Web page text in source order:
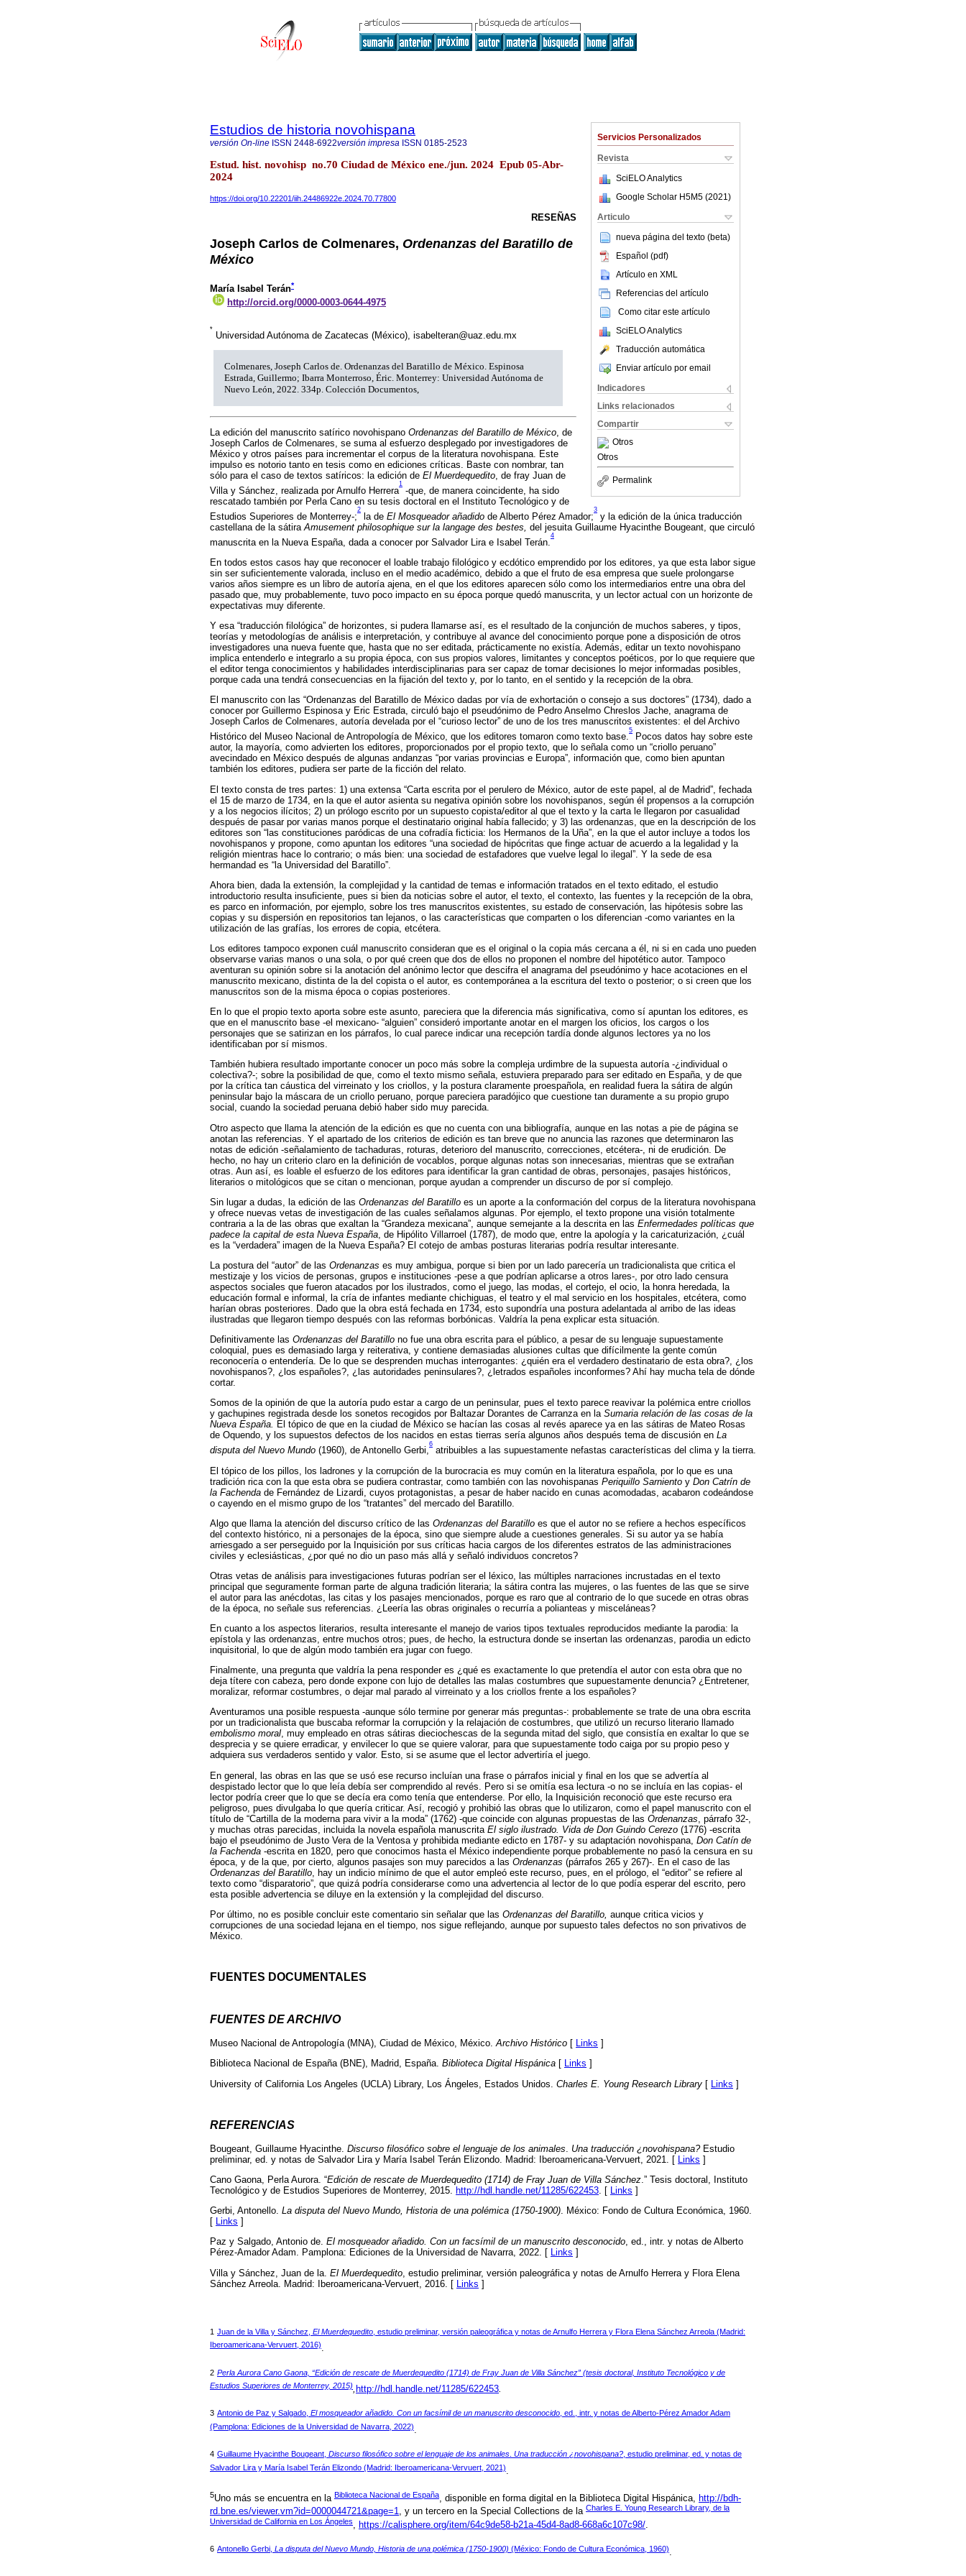
Servicios Personalizados
Revista
SciELO Analytics
Google Scholar H5M5 (2021 )
Articulo
nueva página del texto (beta)
Español (pdf)
Artículo en XML
Referencias del artículo
Como citar este artículo
SciELO Analytics
Traducción automática
Enviar artículo por email
Indicadores
Links relacionados
Compartir
Otros
Otros
Permalink
Estudios de historia novohispana
versión On-line ISSN 2448-6922versión impresa ISSN 0185-2523
Estud. hist. novohisp no.70 Ciudad de México ene./jun. 2024 Epub 05-Abr-
2024
https://doi.org/10.22201/iih.24486922e.2024.70.77800
RESEÑAS
Joseph Carlos de Colmenares, Ordenanzas del Baratillo de
México
María Isabel Terán*
http://orcid.org/0000-0003-0644-4975
*
Universidad Autónoma de Zacatecas (México), isabelteran@uaz.edu.mx
Colmenares, Joseph Carlos de. Ordenanzas del Baratillo de México. Espinosa
Estrada, Guillermo; Ibarra Monterroso, Éric. Monterrey: Universidad Autónoma de
Nuevo León, 2022. 334p. Colección Documentos,
La edición del manuscrito satírico novohispano Ordenanzas del Baratillo de México , de
Joseph Carlos de Colmenares, se suma al esfuerzo desplegado por investigadores de
México y otros países para incrementar el corpus de la literatura novohispana. Este
impulso es notorio tanto en tesis como en ediciones críticas. Baste con nombrar, tan
sólo para el caso de textos satíricos: la edición de El Muerdequedito , de fray Juan de
Villa y Sánchez, realizada por Arnulfo Herrera
1
-que, de manera coincidente, ha sido
rescatado también por Perla Cano en su tesis doctoral en el Instituto Tecnológico y de
Estudios Superiores de Monterrey-;
2
la de El Mosqueador añadido de Alberto Pérez Amador;
3
y la edición de la única traducción
castellana de la sátira Amusement philosophique sur la langage des bestes, del jesuita Guillaume Hyacinthe Bougeant, que circuló
manuscrita en la Nueva España, dada a conocer por Salvador Lira e Isabel Terán.
4
En todos estos casos hay que reconocer el loable trabajo filológico y ecdótico emprendido por los editores, ya que esta labor sigue
sin ser suficientemente valorada, incluso en el medio académico, debido a que el fruto de esa empresa que suele prolongarse
varios años siempre es un libro de autoría ajena, en el que los editores aparecen sólo como los intermediarios entre una obra del
pasado que, muy probablemente, tuvo poco impacto en su época porque quedó manuscrita, y un lector actual con un horizonte de
expectativas muy diferente.
Y esa “traducción filológica” de horizontes, si pudera llamarse así, es el resultado de la conjunción de muchos saberes, y tipos,
teorías y metodologías de análisis e interpretación, y contribuye al avance del conocimiento porque pone a disposición de otros
investigadores una nueva fuente que, hasta que no ser editada, prácticamente no existía. Además, editar un texto novohispano
implica entenderlo e integrarlo a su propia época, con sus propios valores, limitantes y conceptos poéticos, por lo que requiere que
el editor tenga conocimientos y habilidades interdisciplinarias para ser capaz de tomar decisiones lo mejor informadas posibles,
porque cada una tendrá consecuencias en la fijación del texto y, por lo tanto, en el sentido y la recepción de la obra.
El manuscrito con las “Ordenanzas del Baratillo de México dadas por vía de exhortación o consejo a sus doctores” (1734), dado a
conocer por Guillermo Espinosa y Eric Estrada, circuló bajo el pseudónimo de Pedro Anselmo Chreslos Jache, anagrama de
Joseph Carlos de Colmenares, autoría develada por el “curioso lector” de uno de los tres manuscritos existentes: el del Archivo
Histórico del Museo Nacional de Antropología de México, que los editores tomaron como texto base.
5
Pocos datos hay sobre este
autor, la mayoría, como advierten los editores, proporcionados por el propio texto, que lo señala como un “criollo peruano”
avecindado en México después de algunas andanzas “por varias provincias e Europa”, información que, como bien apuntan
también los editores, pudiera ser parte de la ficción del relato.
El texto consta de tres partes: 1) una extensa “Carta escrita por el perulero de México, autor de este papel, al de Madrid”, fechada
el 15 de marzo de 1734, en la que el autor asienta su negativa opinión sobre los novohispanos, según él propensos a la corrupción
y a los negocios ilícitos; 2) un prólogo escrito por un supuesto copista/editor al que el texto y la carta le llegaron por casualidad
después de pasar por varias manos porque el destinatario original había fallecido; y 3) las ordenanzas, que en la descripción de los
editores son “las constituciones paródicas de una cofradía ficticia: los Hermanos de la Uña”, en la que el autor incluye a todos los
novohispanos y propone, como apuntan los editores “una sociedad de hipócritas que finge actuar de acuerdo a la legalidad y la
religión mientras hace lo contrario; o más bien: una sociedad de estafadores que vuelve legal lo ilegal”. Y la sede de esa
hermandad es “la Universidad del Baratillo”.
Ahora bien, dada la extensión, la complejidad y la cantidad de temas e información tratados en el texto editado, el estudio
introductorio resulta insuficiente, pues si bien da noticias sobre el autor, el texto, el contexto, las fuentes y la recepción de la obra,
es parco en información, por ejemplo, sobre los tres manuscritos existentes, su estado de conservación, las hipótesis sobre las
copias y su dispersión en repositorios tan lejanos, o las características que comparten o los diferencian -como variantes en la
utilización de las grafías, los errores de copia, etcétera.
Los editores tampoco exponen cuál manuscrito consideran que es el original o la copia más cercana a él, ni si en cada uno pueden
observarse varias manos o una sola, o por qué creen que dos de ellos no proponen el nombre del hipotético autor. Tampoco
aventuran su opinión sobre si la anotación del anónimo lector que descifra el anagrama del pseudónimo y hace acotaciones en el
manuscrito mexicano, distinta de la del copista o el autor, es contemporánea a la escritura del texto o posterior; o si creen que los
manuscritos son de la misma época o copias posteriores.
En lo que el propio texto aporta sobre este asunto, pareciera que la diferencia más significativa, como sí apuntan los editores, es
que en el manuscrito base -el mexicano- “alguien” consideró importante anotar en el margen los oficios, los cargos o los
personajes que se satirizan en los párrafos, lo cual parece indicar una recepción tardía donde algunos lectores ya no los
identificaban por sí mismos.
También hubiera resultado importante conocer un poco más sobre la compleja urdimbre de la supuesta autoría -¿individual o
colectiva?-; sobre la posibilidad de que, como el texto mismo señala, estuviera preparado para ser editado en España, y de que
por la crítica tan cáustica del virreinato y los criollos, y la postura claramente proespañola, en realidad fuera la sátira de algún
peninsular bajo la máscara de un criollo peruano, porque pareciera paradójico que cuestione tan duramente a su propio grupo
social, cuando la sociedad peruana debió haber sido muy parecida.
Otro aspecto que llama la atención de la edición es que no cuenta con una bibliografía, aunque en las notas a pie de página se
anotan las referencias. Y el apartado de los criterios de edición es tan breve que no anuncia las razones que determinaron las
notas de edición -señalamiento de tachaduras, roturas, deterioro del manuscrito, correcciones, etcétera-, ni de erudición. De
hecho, no hay un criterio claro en la definición de vocablos, porque algunas notas son innecesarias, mientras que se extrañan
otras. Aun así, es loable el esfuerzo de los editores para identificar la gran cantidad de obras, personajes, pasajes históricos,
literarios o mitológicos que se citan o mencionan, porque ayudan a comprender un discurso de por sí complejo.
Sin lugar a dudas, la edición de las Ordenanzas del Baratillo es un aporte a la conformación del corpus de la literatura novohispana
y ofrece nuevas vetas de investigación de las cuales señalamos algunas. Por ejemplo, el texto propone una visión totalmente
contraria a la de las obras que exaltan la “Grandeza mexicana”, aunque semejante a la descrita en las Enfermedades políticas que
padece la capital de esta Nueva España , de Hipólito Villarroel (1787), de modo que, entre la apología y la caricaturización, ¿cuál
es la “verdadera” imagen de la Nueva España? El cotejo de ambas posturas literarias podría resultar interesante.
La postura del “autor” de las Ordenanzas es muy ambigua, porque si bien por un lado parecería un tradicionalista que critica el
mestizaje y los vicios de personas, grupos e instituciones -pese a que podrían aplicarse a otros lares-, por otro lado censura
aspectos sociales que fueron atacados por los ilustrados, como el juego, las modas, el cortejo, el ocio, la honra heredada, la
educación formal e informal, la cría de infantes mediante chichiguas, el teatro y el mal servicio en los hospitales, etcétera, como
harían obras posteriores. Dado que la obra está fechada en 1734, esto supondría una postura adelantada al arribo de las ideas
ilustradas que llegaron tiempo después con las reformas borbónicas. Valdría la pena explicar esta situación.
Definitivamente las Ordenanzas del Baratillo no fue una obra escrita para el público, a pesar de su lenguaje supuestamente
coloquial, pues es demasiado larga y reiterativa, y contiene demasiadas alusiones cultas que difícilmente la gente común
reconocería o entendería. De lo que se desprenden muchas interrogantes: ¿quién era el verdadero destinatario de esta obra?, ¿los
novohispanos?, ¿los españoles?, ¿las autoridades peninsulares?, ¿letrados españoles inconformes? Ahí hay mucha tela de dónde
cortar.
Somos de la opinión de que la autoría pudo estar a cargo de un peninsular, pues el texto parece reavivar la polémica entre criollos
y gachupines registrada desde los sonetos recogidos por Baltazar Dorantes de Carranza en la Sumaria relación de las cosas de la
Nueva España. El tópico de que en la ciudad de México se hacían las cosas al revés aparece ya en las sátiras de Mateo Rosas
de Oquendo, y los supuestos defectos de los nacidos en estas tierras sería algunos años después tema de discusión en La
disputa del Nuevo Mundo (1960), de Antonello Gerbi,
6
atribuibles a las supuestamente nefastas características del clima y la tierra.
El tópico de los pillos, los ladrones y la corrupción de la burocracia es muy común en la literatura española, por lo que es una
tradición rica con la que esta obra se pudiera contrastar, como también con las novohispanas Periquillo Sarniento y Don Catrín de
la Fachenda de Fernández de Lizardi, cuyos protagonistas, a pesar de haber nacido en cunas acomodadas, acabaron codeándose
o cayendo en el mismo grupo de los “tratantes” del mercado del Baratillo.
Algo que llama la atención del discurso crítico de las Ordenanzas del Baratillo es que el autor no se refiere a hechos específicos
del contexto histórico, ni a personajes de la época, sino que siempre alude a cuestiones generales. Si su autor ya se había
arriesgado a ser perseguido por la Inquisición por sus críticas hacia cargos de los diferentes estratos de las administraciones
civiles y eclesiásticas, ¿por qué no dio un paso más allá y señaló individuos concretos?
Otras vetas de análisis para investigaciones futuras podrían ser el léxico, las múltiples narraciones incrustadas en el texto
principal que seguramente forman parte de alguna tradición literaria; la sátira contra las mujeres, o las fuentes de las que se sirve
el autor para las anécdotas, las citas y los pasajes mencionados, porque es raro que al contrario de lo que sucede en otras obras
de la época, no señale sus referencias. ¿Leería las obras originales o recurría a polianteas y misceláneas?
En cuanto a los aspectos literarios, resulta interesante el manejo de varios tipos textuales reproducidos mediante la parodia: la
epístola y las ordenanzas, entre muchos otros; pues, de hecho, la estructura donde se insertan las ordenanzas, parodia un edicto
inquisitorial, lo que de algún modo también era jugar con fuego.
Finalmente, una pregunta que valdría la pena responder es ¿qué es exactamente lo que pretendía el autor con esta obra que no
deja títere con cabeza, pero donde expone con lujo de detalles las malas costumbres que supuestamente denuncia? ¿Entretener,
moralizar, reformar costumbres, o dejar mal parado al virreinato y a los criollos frente a los españoles?
Aventuramos una posible respuesta -aunque sólo termine por generar más preguntas-: probablemente se trate de una obra escrita
por un tradicionalista que buscaba reformar la corrupción y la relajación de costumbres, que utilizó un recurso literario llamado
embolismo moral, muy empleado en otras sátiras dieciochescas de la segunda mitad del siglo, que consistía en exaltar lo que se
desprecia y se quiere erradicar, y envilecer lo que se quiere valorar, para que supuestamente todo caiga por su propio peso y
adquiera sus verdaderos sentido y valor. Esto, si se asume que el lector advertiría el juego.
En general, las obras en las que se usó ese recurso incluían una frase o párrafos inicial y final en los que se advertía al
despistado lector que lo que leía debía ser comprendido al revés. Pero si se omitía esa lectura -o no se incluía en las copias- el
lector podría creer que lo que se decía era como tenía que entenderse. Por ello, la Inquisición reconoció que este recurso era
peligroso, pues divulgaba lo que quería criticar. Así, recogió y prohibió las obras que lo utilizaron, como el papel manuscrito con el
título de “Cartilla de la moderna para vivir a la moda” (1762) -que coincide con algunas propuestas de las Ordenanzas , párrafo 32-,
y muchas otras parecidas, incluida la novela española manuscrita El siglo ilustrado. Vida de Don Guindo Cerezo (1776) -escrita
bajo el pseudónimo de Justo Vera de la Ventosa y prohibida mediante edicto en 1787- y su adaptación novohispana, Don Catín de
la Fachenda -escrita en 1820, pero que conocimos hasta el México independiente porque probablemente no pasó la censura en su
época, y de la que, por cierto, algunos pasajes son muy parecidos a las Ordenanzas (párrafos 265 y 267)-. En el caso de las
Ordenanzas del Baratillo , hay un indicio mínimo de que el autor empleó este recurso, pues, en el prólogo, el “editor” se refiere al
texto como “disparatorio”, que quizá podría considerarse como una advertencia al lector de lo que podía esperar del escrito, pero
esta posible advertencia se diluye en la extensión y la complejidad del discurso.
Por último, no es posible concluir este comentario sin señalar que las Ordenanzas del Baratillo, aunque critica vicios y
corrupciones de una sociedad lejana en el tiempo, nos sigue reflejando, aunque por supuesto tales defectos no son privativos de
México.
FUENTES DOCUMENTALES
FUENTES DE ARCHIVO
Museo Nacional de Antropología (MNA), Ciudad de México, México.Archivo Histórico [ Links ]
Biblioteca Nacional de España (BNE), Madrid, España. Biblioteca Digital Hispánica [ Links ]
University of California Los Angeles (UCLA) Library, Los Ángeles, Estados Unidos. Charles E. Young Research Library [ Links ]
REFERENCIAS
Bougeant, Guillaume Hyacinthe. Discurso filosófico sobre el lenguaje de los animales Una traducción ¿novohispana?Estudio
preliminar, ed. y notas de Salvador Lira y María Isabel Terán Elizondo. Madrid: Iberoamericana-Vervuert, 2021. [
Links ]
Cano Gaona, Perla Aurora. “Edición de rescate de Muerdequedito (1714) de Fray Juan de Villa Sánchez.” Tesis doctoral, Instituto
Tecnológico y de Estudios Superiores de Monterrey, 2015. http://hdl.handle.net/11285/622453. [ Links ]
Gerbi, Antonello. La disputa del Nuevo Mundo, Historia de una polémica (1750-1900). México: Fondo de Cultura Económica, 1960.
[ Links ]
Paz y Salgado, Antonio de. El mosqueador añadido. Con un facsímil de un manuscrito desconocido, ed., intr. y notas de Alberto
Pérez-Amador Adam. Pamplona: Ediciones de la Universidad de Navarra, 2022. [ Links ]
Villa y Sánchez, Juan de la. El Muerdequedito , estudio preliminar, versión paleográfica y notas de Arnulfo Herrera y Flora Elena
Sánchez Arreola. Madrid: Iberoamericana-Vervuert, 2016. [ Links ]
1 Juan de la Villa y Sánchez, El Muerdequedito , estudio preliminar, versión paleográfica y notas de Arnulfo Herrera y Flora Elena Sánchez Arreola (Madrid:
Iberoamericana-Vervuert, 2016).
2 Perla Aurora Cano Gaona, “Edición de rescate de Muerdequedito (1714) de Fray Juan de Villa Sánchez” (tesis doctoral, Instituto Tecnológico y de
Estudios Superiores de Monterrey, 2015), http://hdl.handle.net/11285/622453.
3 Antonio de Paz y Salgado, El mosqueador añadido. Con un facsímil de un manuscrito desconocido , ed., intr. y notas de Alberto-Pérez Amador Adam
(Pamplona: Ediciones de la Universidad de Navarra, 2022).
4 Guillaume Hyacinthe Bougeant, Discurso filosófico sobre el lenguaje de los animales Una traducción ¿novohispana? , estudio preliminar, ed. y notas de
Salvador Lira y María Isabel Terán Elizondo (Madrid: Iberoamericana-Vervuert, 2021)
5Uno más se encuentra en la Biblioteca Nacional de España, disponible en forma digital en la Biblioteca Digital Hispánica, http://bdh-
rd.bne.es/viewer.vm?id=0000044721&page=1, y un tercero en la Special Collections de la Charles E. Young Research Library, de la
Universidad de California en Los Ángeles, https://calisphere.org/item/64c9de58-b21a-45d4-8ad8-668a6c107c98/.
6 Antonello Gerbi, La disputa del Nuevo Mundo, Historia de una polémica (1750-1900) (México: Fondo de Cultura Económica, 1960).